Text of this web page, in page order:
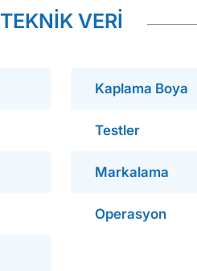
TEKNİK VERİ
Kaplama Boya
Testler
Markalama
Operasyon